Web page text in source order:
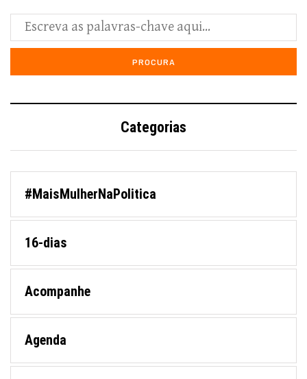
Categorias
#MaisMulherNaPolitica
16-dias
Acompanhe
Agenda